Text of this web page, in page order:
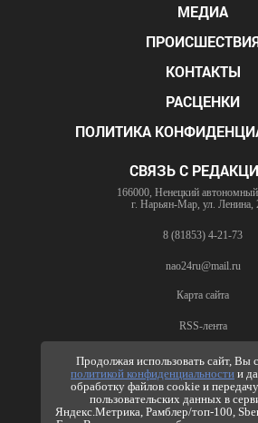
Продолжая использовать сайт, Вы
политикой конфиденциальностии
обработку файлов cookie и
пользовательских данных в
Яндекс.Метрика, Рамблер/топ-100,
МЕДИА
КОНТАКТЫ
РАСЦЕНКИ
ПОЛИТИКА
СВЯЗЬ С
166000, Ненецкий автономный
г. Нарьян-Мар, ул. Ленина,
8 (81853) 4-21-73
nao24ru@mail.ru
Карта сайта
RSS-лента
ПО ВОПРОСАМ
8 (81853) 4-63-61
nao24ru@mail.ru
info@nao24.ru